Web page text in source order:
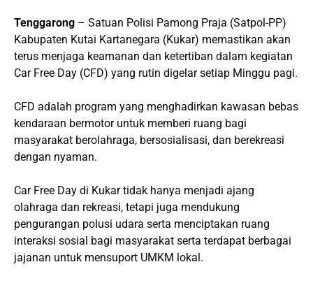
Tenggarong – Satuan Polisi Pamong Praja (Satpol-PP)
Kabupaten Kutai Kartanegara (Kukar) memastikan akan
terus menjaga keamanan dan ketertiban dalam kegiatan
Car Free Day (CFD) yang rutin digelar setiap Minggu pagi.
CFD adalah program yang menghadirkan kawasan bebas
kendaraan bermotor untuk memberi ruang bagi
masyarakat berolahraga, bersosialisasi, dan berekreasi
dengan nyaman.
Car Free Day di Kukar tidak hanya menjadi ajang
olahraga dan rekreasi, tetapi juga mendukung
pengurangan polusi udara serta menciptakan ruang
interaksi sosial bagi masyarakat serta terdapat berbagai
jajanan untuk mensuport UMKM lokal.